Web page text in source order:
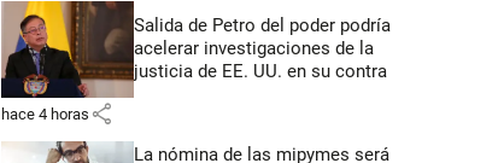
Salida de Petro del poder podría
acelerar investigaciones de la
justicia de EE. UU. en su contra
hace 4 horas share
La nómina de las mipymes será